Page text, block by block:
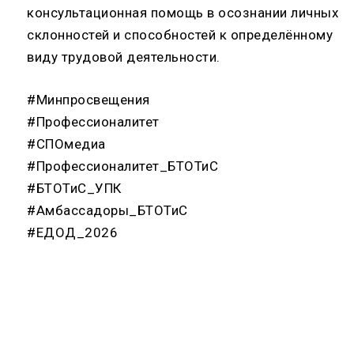
консультационная помощь в осознании личных
склонностей и способностей к определённому
виду трудовой деятельности.
#Минпросвещения
#Профессионалитет
#СПОмедиа
#Профессионалитет_БТОТиС
#БТОТиС_УПК
#Амбассадоры_БТОТиС
#ЕДОД_2026